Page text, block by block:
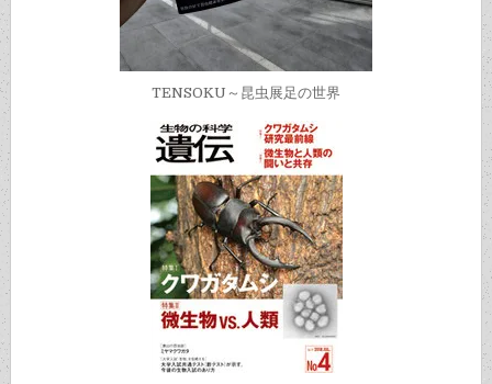
TENSOKU～昆虫展足の世界